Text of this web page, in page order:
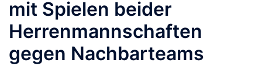
mit Spielen beider
Herrenmannschaften
gegen Nachbarteams